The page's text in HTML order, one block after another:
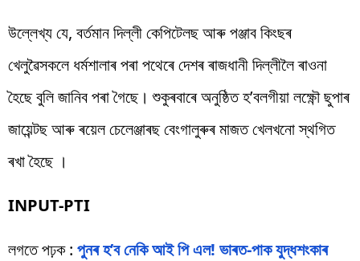
উল্লেখ্য যে, বৰ্তমান দিল্লী কেপিটেলছ আৰু পঞ্জাব কিংছৰ
খেলুৱৈসকলে ধৰ্মশালাৰ পৰা পথেৰে দেশৰ ৰাজধানী দিল্লীলৈ ৰাওনা
হৈছে বুলি জানিব পৰা গৈছে। শুকুৰবাৰে অনুষ্ঠিত হ’বলগীয়া লক্ষ্ণৌ ছুপাৰ
জায়েন্টছ আৰু ৰয়েল চেলেঞ্জাৰছ বেংগালুৰুৰ মাজত খেলখনো স্থগিত
ৰখা হৈছে ।
INPUT-PTI
লগতে পঢ়ক : পুনৰ হ’ব নেকি আই পি এল! ভাৰত-পাক যুদ্ধশংকাৰ